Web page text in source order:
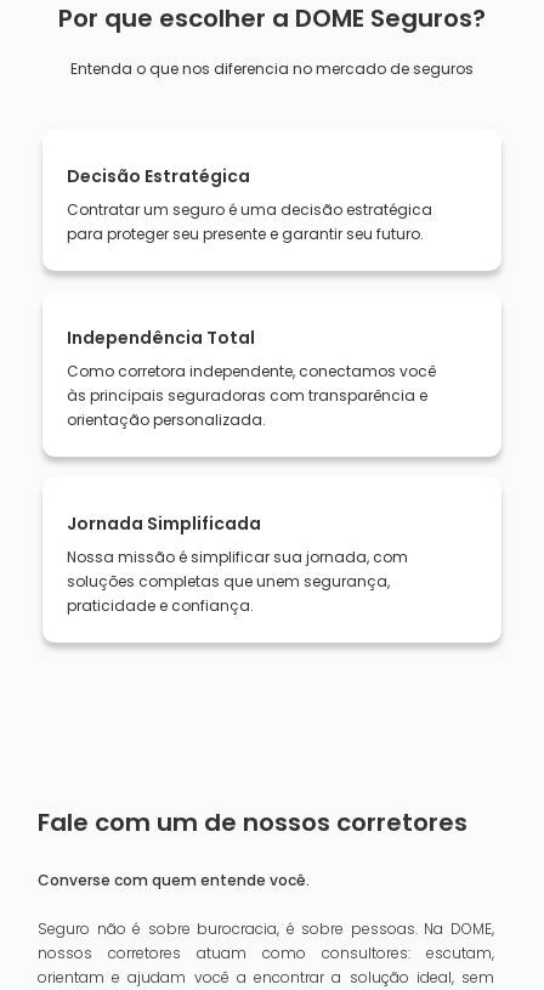
Por que escolher a DOME Seguros?
Entenda o que nos diferencia no mercado de seguros
Decisão Estratégica
Contratar um seguro é uma decisão estratégica
para proteger seu presente e garantir seu futuro.
Independência Total
Como corretora independente, conectamos você
às principais seguradoras com transparência e
orientação personalizada.
Jornada Simplificada
Nossa missão é simplificar sua jornada, com
soluções completas que unem segurança,
praticidade e confiança.
Fale com um de nossos corretores
Converse com quem entende você.
Seguro não é sobre burocracia, é sobre pessoas. Na DOME,
nossos corretores atuam como consultores: escutam,
orientam e ajudam você a encontrar a solução ideal, sem